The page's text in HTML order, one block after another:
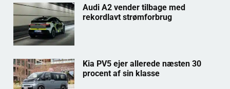
Audi A2 vender tilbage med
rekordlavt strømforbrug
Kia PV5 ejer allerede næsten 30
procent af sin klasse